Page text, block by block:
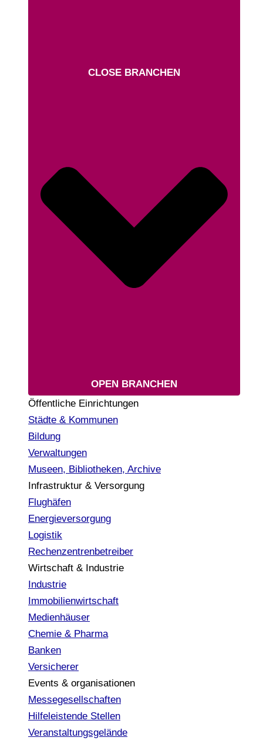
CLOSE BRANCHEN
OPEN BRANCHEN
Öffentliche Einrichtungen
Städte & Kommunen
Bildung
Verwaltungen
Museen, Bibliotheken, Archive
Infrastruktur & Versorgung
Flughäfen
Energieversorgung
Logistik
Rechenzentrenbetreiber
Wirtschaft & Industrie
Industrie
Immobilienwirtschaft
Medienhäuser
Chemie & Pharma
Banken
Versicherer
Events & organisationen
Messegesellschaften
Hilfeleistende Stellen
Veranstaltungsgelände